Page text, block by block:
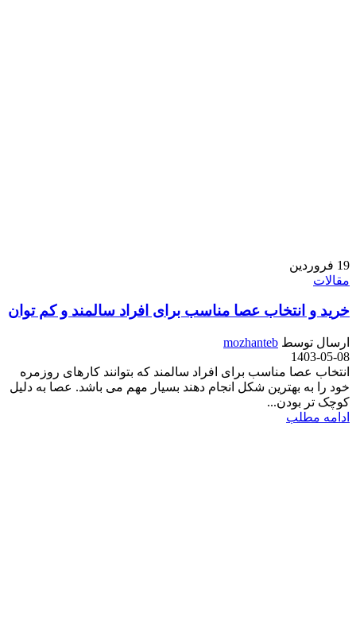
19 فروردین
مقالات
خرید و انتخاب عصا مناسب برای افراد سالمند و کم توان
ارسال توسط mozhanteb
1403-05-08
انتخاب عصا مناسب برای افراد سالمند که بتوانند کارهای روزمره
خود را به بهترین شکل انجام دهند بسیار مهم می باشد. عصا به دلیل
کوچک تر بودن...
ادامه مطلب